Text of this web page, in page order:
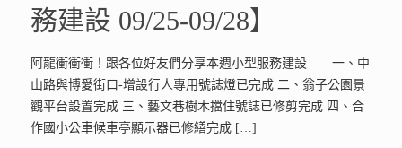
務建設 09/25-09/28】
阿龍衝衝衝！跟各位好友們分享本週小型服務建設 一、中
山路與博愛街口-增設行人專用號誌燈已完成 二、翁子公園景
觀平台設置完成 三、藝文巷樹木擋住號誌已修剪完成 四、合
作國小公車候車亭顯示器已修繕完成 […]